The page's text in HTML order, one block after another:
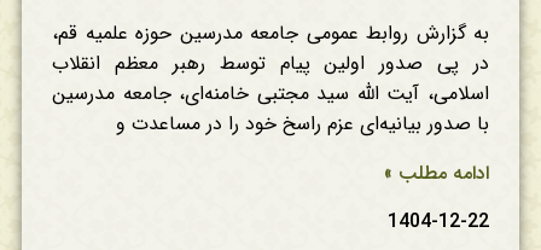
به گزارش روابط عمومی جامعه مدرسین حوزه علمیه قم،
در پی صدور اولین پیام توسط رهبر معظم انقلاب
اسلامی، آیت الله سید مجتبی خامنه‌ای، جامعه مدرسین
با صدور بیانیه‌ای عزم راسخ خود را در مساعدت و
ادامه مطلب »
1404-12-22